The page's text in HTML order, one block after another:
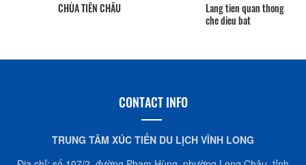
CHÙA TIÊN CHÂU
Lang tien quan thong
che dieu bat
CONTACT INFO
TRUNG TÂM XÚC TIẾN DU LỊCH VĨNH LONG